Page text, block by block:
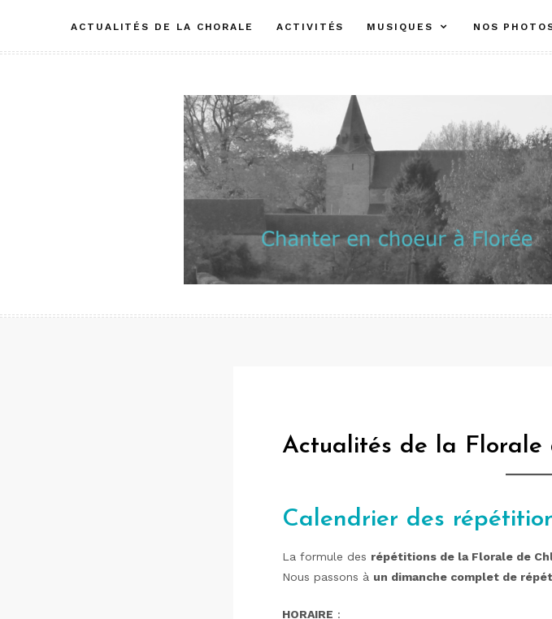
contenu
ACTUALITÉS DE LA CHORALE ACTIVITÉS MUSIQUES NOS
Actualités de la Florale
Calendrier des
La formule des répétitions de la Florale de
Nous passons à un dimanche complet de
HORAIRE :